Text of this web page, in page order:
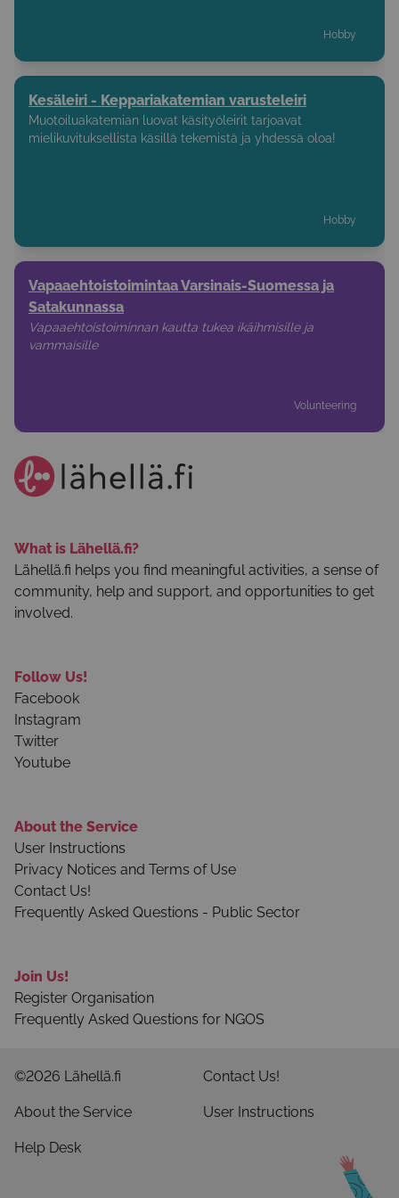
Hobby
Kesäleiri - Keppariakatemian varusteleiri
Muotoiluakatemian luovat käsityöleirit tarjoavat
mielikuvituksellista käsillä tekemistä ja yhdessä oloa!
Hobby
Vapaaehtoistoimintaa Varsinais-Suomessa ja
Satakunnassa
Vapaaehtoistoiminnan kautta tukea ikäihmisille ja
vammaisille
Volunteering
What is Lähellä.fi?
Lähellä.fi helps you find meaningful activities, a sense of
community, help and support, and opportunities to get
involved.
Follow Us!
Facebook
Instagram
Twitter
Youtube
About the Service
User Instructions
Privacy Notices and Terms of Use
Contact Us!
Frequently Asked Questions - Public Sector
Join Us!
Register Organisation
Frequently Asked Questions for NGOS
©2026 Lähellä.fi Contact Us!
About the Service User Instructions
Help Desk